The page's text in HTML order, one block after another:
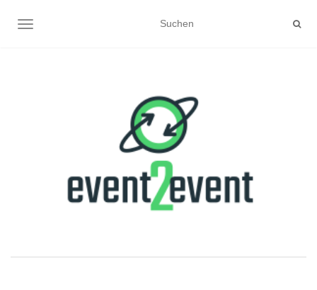
NAVIGATION UMSCHALTEN